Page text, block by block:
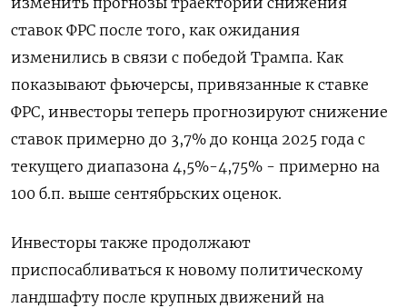
ставок ФРС после того, как ожидания
изменились в связи с победой Трампа. Как
показывают фьючерсы, привязанные к ставке
ФРС, инвесторы теперь прогнозируют снижение
ставок примерно до 3,7% до конца 2025 года с
текущего диапазона 4,5%-4,75% - примерно на
100 б.п. выше сентябрьских оценок.
Инвесторы также продолжают
приспосабливаться к новому политическому
ландшафту после крупных движений на